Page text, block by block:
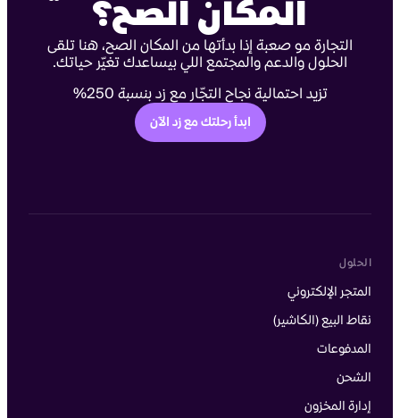
المكان الصح؟
التجارة مو صعبة إذا بدأتها من المكان الصح، هنا تلقى
الحلول والدعم والمجتمع اللي بيساعدك تغيّر حياتك.
تزيد احتمالية نجاح التجّار مع زد بنسبة 250%
ابدأ رحلتك مع زد الآن
الحلول
المتجر الإلكتروني
نقاط البيع (الكاشير)
المدفوعات
الشحن
إدارة المخزون